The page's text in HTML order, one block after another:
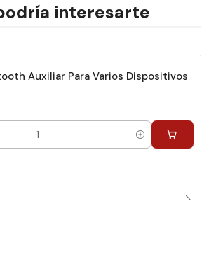
interesarte
Auxiliar Para Varios Dispositivos